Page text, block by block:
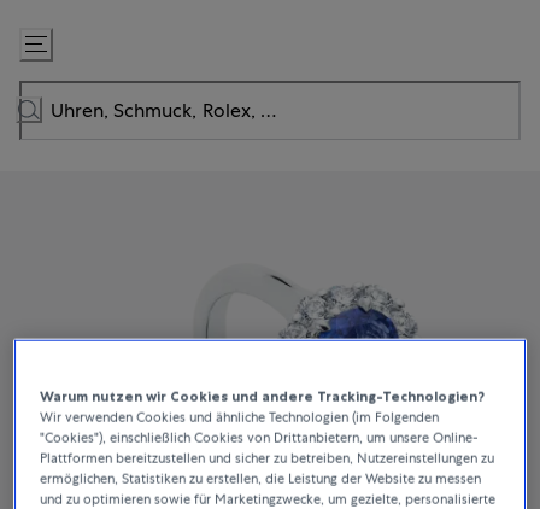
Zum
Inhalt
springen
Warum nutzen wir Cookies und andere Tracking-Technologien?
Wir verwenden Cookies und ähnliche Technologien (im Folgenden
"Cookies"), einschließlich Cookies von Drittanbietern, um unsere Online-
Plattformen bereitzustellen und sicher zu betreiben, Nutzereinstellungen zu
ermöglichen, Statistiken zu erstellen, die Leistung der Website zu messen
und zu optimieren sowie für Marketingzwecke, um gezielte, personalisierte